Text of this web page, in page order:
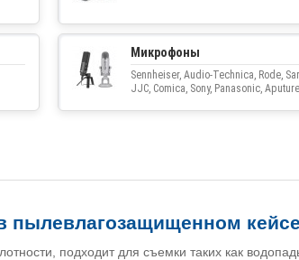
Микрофоны
Sennheiser, Audio-Technica, Rode,
JJC, Comica, Sony, Panasonic,
пылевлагозащищенном кейсе
подходит для съемки таких как